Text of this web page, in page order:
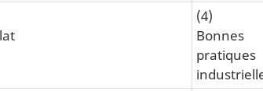
(4)
Bonnes
pratiques